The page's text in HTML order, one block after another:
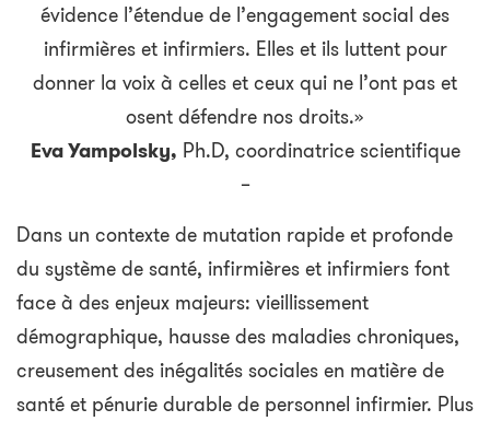
évidence l’étendue de l’engagement social des
infirmières et infirmiers. Elles et ils luttent pour
donner la voix à celles et ceux qui ne l’ont pas et
osent défendre nos droits.»
Eva Yampolsky, Ph.D, coordinatrice scientifique
–
Dans un contexte de mutation rapide et profonde
du système de santé, infirmières et infirmiers font
face à des enjeux majeurs: vieillissement
démographique, hausse des maladies chroniques,
creusement des inégalités sociales en matière de
santé et pénurie durable de personnel infirmier. Plus